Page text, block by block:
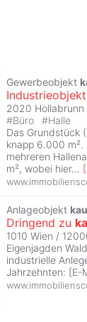
Gewerbeobjekt
2020 Hollabrunn
#Büro #Halle
Das Grundstück
knapp 6.000
mehreren
m², wobei hier... [
Anlageobjekt
Dringend zu
1010 Wien /
Eigenjagden
industrielle
Jahrzehnten: [E-